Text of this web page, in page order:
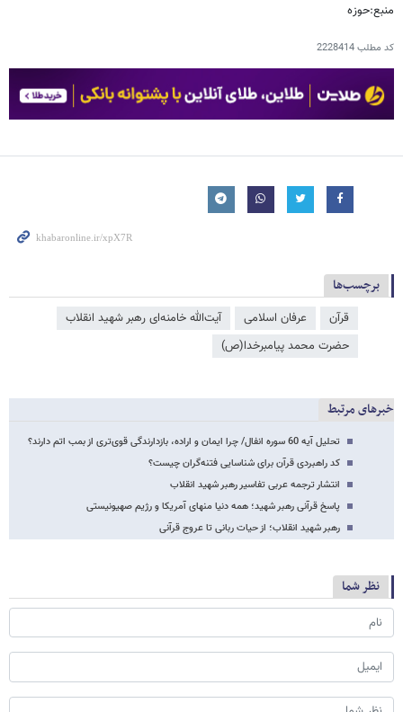
منبع:حوزه
کد مطلب2228414
برچسب‌ها
قرآن عرفان اسلامی
آیت‌الله خامنه‌ای رهبر شهید انقلاب
حضرت محمد پیامبرخدا(ص)
خبرهای مرتبط
تحلیل آیه 60 سوره انفال/ چرا ایمان و اراده، بازدارندگی قوی‌تری از بمب اتم دارند؟
کد راهبردی قرآن برای شناسایی فتنه‌گران چیست؟
انتشار ترجمه عربی تفاسیر رهبر شهید انقلاب
پاسخ قرآنی رهبر شهید؛ همه دنیا منهای آمریکا و رژیم صهیونیستی
رهبر شهید انقلاب؛ از حیات ربانی تا عروج قرآنی
نظر شما